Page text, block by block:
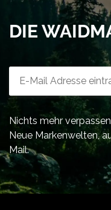
DIE
Nichts mehr
Neue Markenwelten,
Mail.